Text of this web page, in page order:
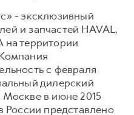
- эксклюзивный
и запчастей HAVAL,
на территории
с февраля
дилерский
Москве в июне 2015
России представлено